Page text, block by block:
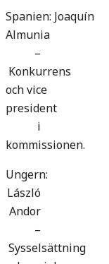
Spanien: Joaquín
Almunia
–
Konkurrens
och vice
president
i
kommissionen.
Ungern:
László
Andor
–
Sysselsättning